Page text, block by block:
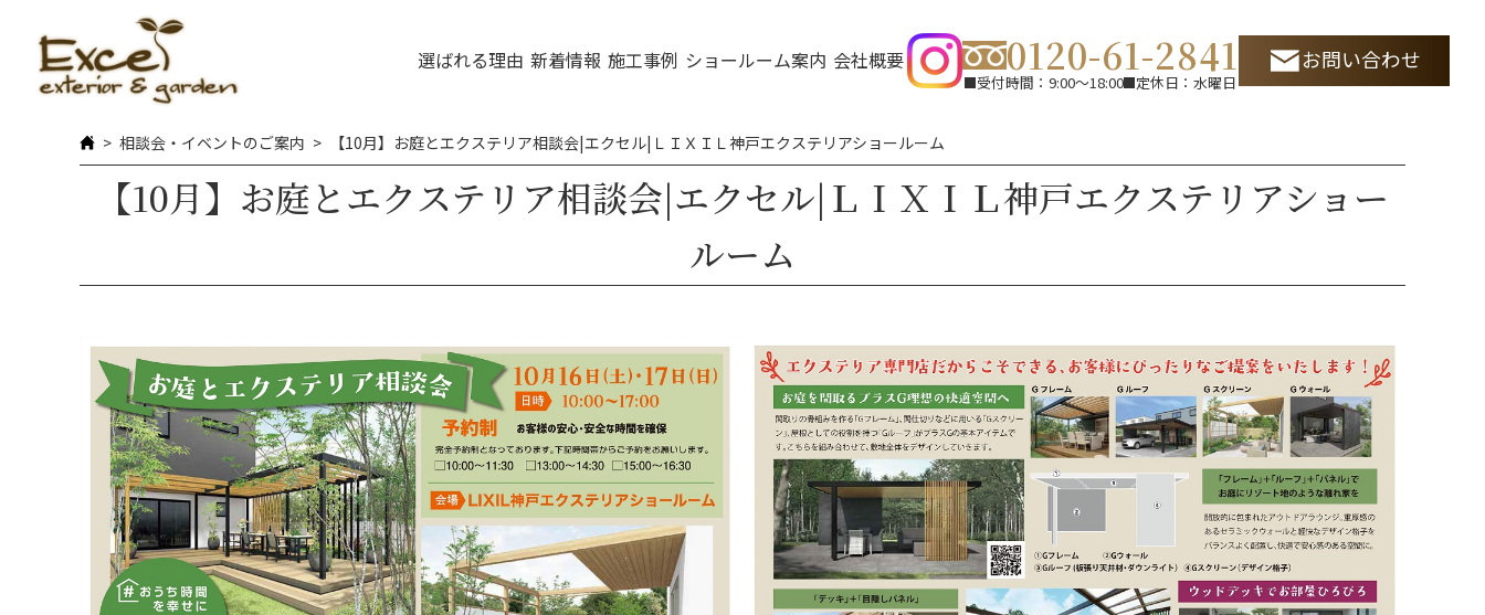
選ばれる理由 新着情報 施工事例 ショールーム案内 会社概要 0120-61-2841
受付時間：9:00～18:00 定休日：水曜日
お問い合わせ
相談会・イベントのご案内 【10月】お庭とエクステリア相談会|エクセル|ＬＩＸＩＬ神戸エクステリアショールーム
【10月】お庭とエクステリア相談会|エクセル|ＬＩＸＩＬ神戸エクステリアショー
ルーム